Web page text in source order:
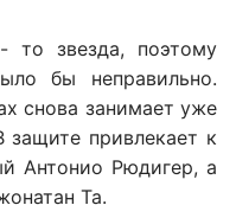
то звезда, поэтому
бы неправильно.
снова занимает уже
привлекает к
Антонио Рюдигер, а
Та.